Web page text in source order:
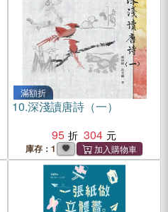
滿額折
10.深淺讀唐詩（一）
95
304
庫存：1